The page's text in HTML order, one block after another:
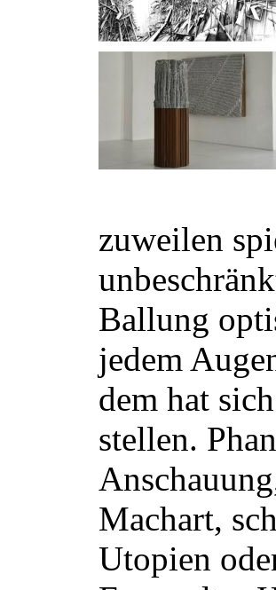
zuweilen
Ballung
jedem
dem hat
stellen.
Machart,
Utopien